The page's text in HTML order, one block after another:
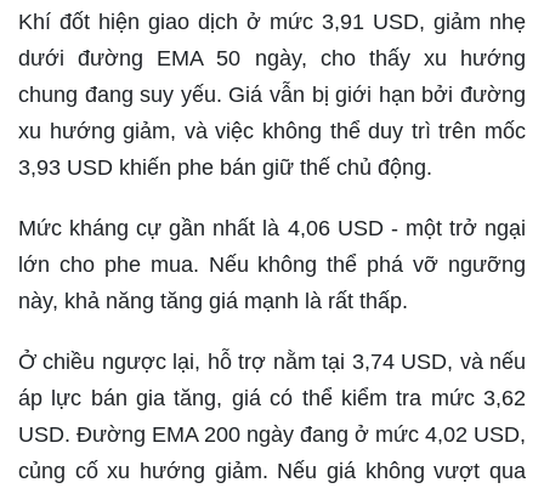
Khí đốt hiện giao dịch ở mức 3,91 USD, giảm nhẹ
dưới đường EMA 50 ngày, cho thấy xu hướng
chung đang suy yếu. Giá vẫn bị giới hạn bởi đường
xu hướng giảm, và việc không thể duy trì trên mốc
3,93 USD khiến phe bán giữ thế chủ động.
Mức kháng cự gần nhất là 4,06 USD - một trở ngại
lớn cho phe mua. Nếu không thể phá vỡ ngưỡng
này, khả năng tăng giá mạnh là rất thấp.
Ở chiều ngược lại, hỗ trợ nằm tại 3,74 USD, và nếu
áp lực bán gia tăng, giá có thể kiểm tra mức 3,62
USD. Đường EMA 200 ngày đang ở mức 4,02 USD,
củng cố xu hướng giảm. Nếu giá không vượt qua